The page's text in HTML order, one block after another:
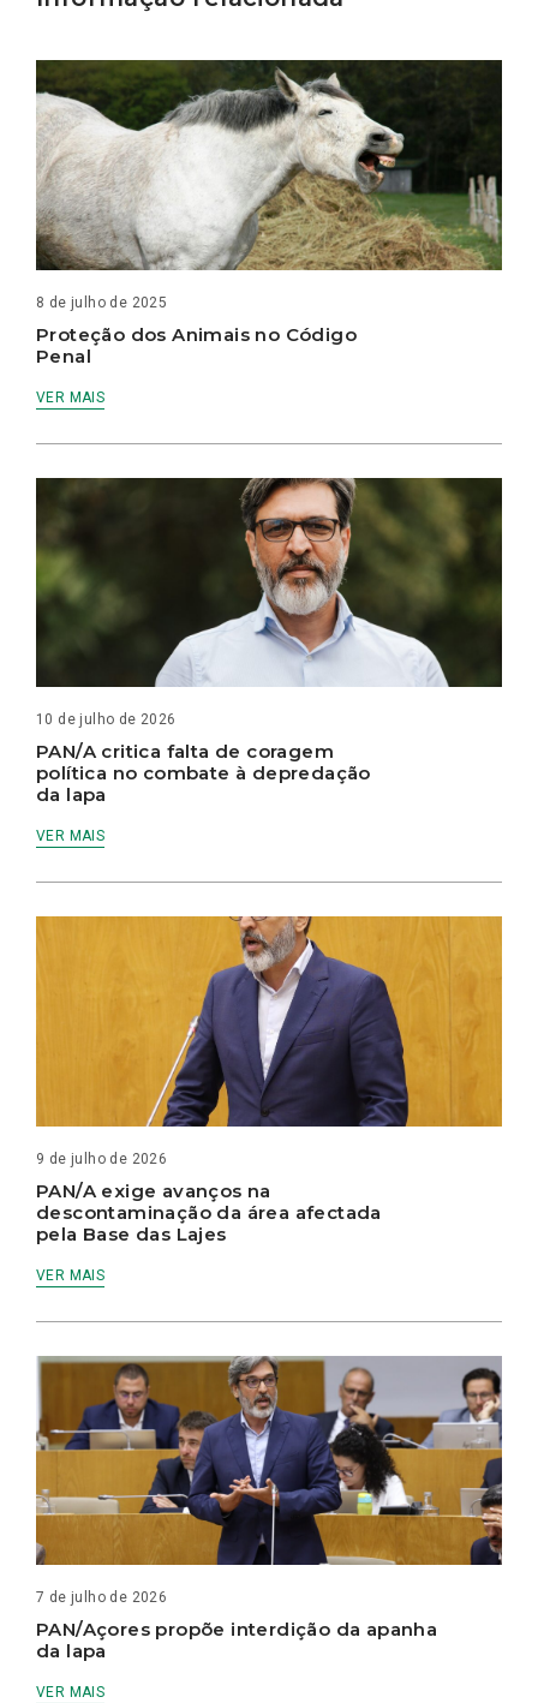
8 de julho de 2025
Proteção dos Animais no Código
Penal
VER MAIS
10 de julho de 2026
PAN/A critica falta de coragem
política no combate à depredação
da lapa
VER MAIS
9 de julho de 2026
PAN/A exige avanços na
descontaminação da área afectada
pela Base das Lajes
VER MAIS
7 de julho de 2026
PAN/Açores propõe interdição da apanha
da lapa
VER MAIS